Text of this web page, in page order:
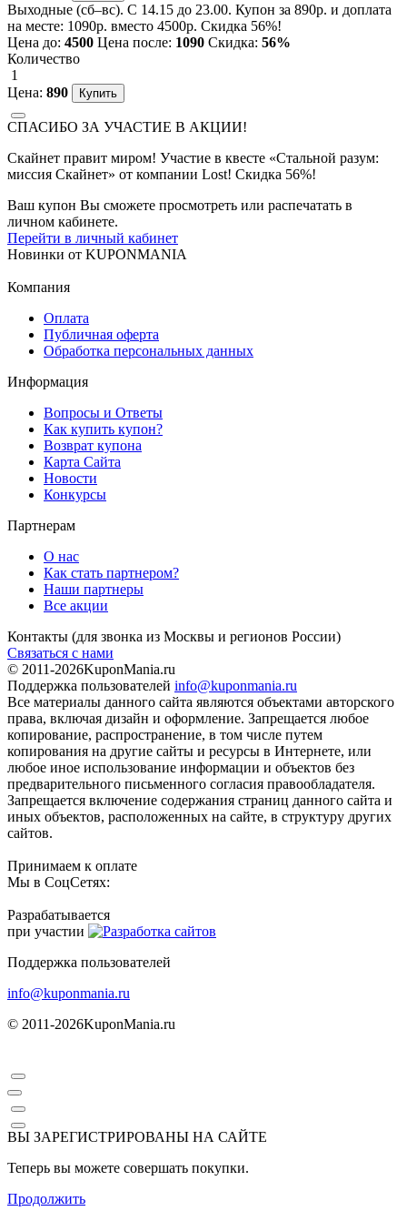
Выходные (сб–вс). С 14.15 до 23.00. Купон за 890р. и доплата
на месте: 1090р. вместо 4500р. Скидка 56%!
Цена до: 4500 Цена после: 1090 Скидка: 56%
Количество
1
Цена: 890
СПАСИБО ЗА УЧАСТИЕ В АКЦИИ!
Скайнет правит миром! Участие в квесте «Стальной разум:
миссия Скайнет» от компании Lost! Скидка 56%!
Ваш купон Вы сможете просмотреть или распечатать в
личном кабинете.
Перейти в личный кабинет
Новинки от KUPONMANIA
Компания
Оплата
Публичная оферта
Обработка персональных данных
Информация
Вопросы и Ответы
Как купить купон?
Возврат купона
Карта Сайта
Новости
Конкурсы
Партнерам
О нас
Как стать партнером?
Наши партнеры
Все акции
Контакты (для звонка из Москвы и регионов России)
Связаться с нами
© 2011-2026KuponMania.ru
Поддержка пользователей info@kuponmania.ru
Все материалы данного сайта являются объектами авторского
права, включая дизайн и оформление. Запрещается любое
копирование, распространение, в том числе путем
копирования на другие сайты и ресурсы в Интернете, или
любое иное использование информации и объектов без
предварительного письменного согласия правообладателя.
Запрещается включение содержания страниц данного сайта и
иных объектов, расположенных на сайте, в структуру других
сайтов.
Принимаем к оплате
Мы в СоцСетях:
Разрабатывается
при участии
Поддержка пользователей
info@kuponmania.ru
© 2011-2026KuponMania.ru
ВЫ ЗАРЕГИСТРИРОВАНЫ НА САЙТЕ
Теперь вы можете совершать покупки.
Продолжить